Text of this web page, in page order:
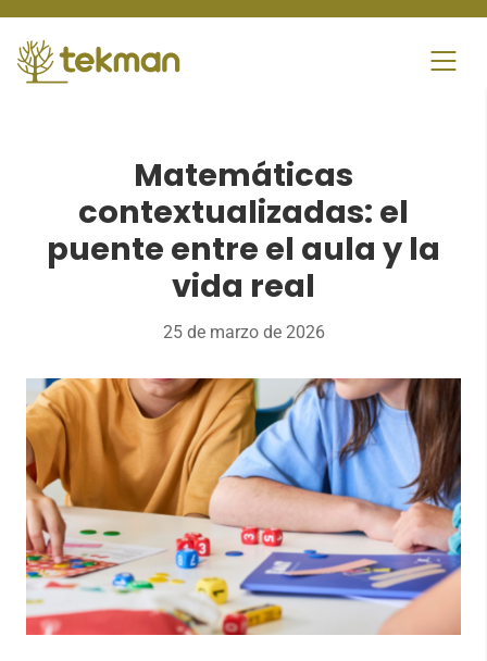
content
Matemáticas
contextualizadas: el
puente entre el aula y la
vida real
25 de marzo de 2026